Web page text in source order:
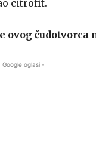
citrofit.
ovog
Google oglasi -